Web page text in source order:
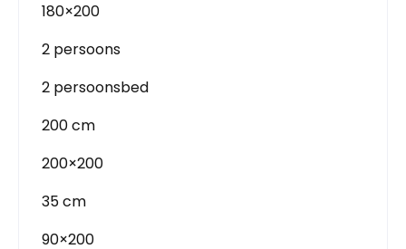
180×200
2 persoons
2 persoonsbed
200 cm
200×200
35 cm
90×200